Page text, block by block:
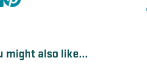
might also like...